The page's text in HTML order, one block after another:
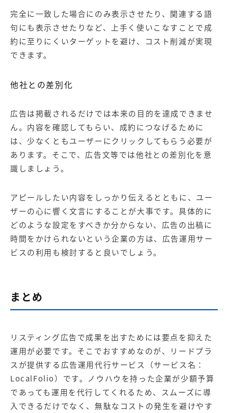
完全に一致した場合にのみ表示させたり、関連する語
句にも表示させたりなど、上手く使いこなすことで成
約に至りにくいターゲットを避け、コスト削減が実現
できます。
他社との差別化
広告は掲載されるだけでは本来の目的を達成できませ
ん。内容を確認してもらい、成約につなげるために
は、少なくともユーザーにクリックしてもらう必要が
あります。そこで、広告文等では他社との差別化を意
識しましょう。
アピールしたい内容をしっかり伝えるとともに、ユー
ザーの心に響く文言にすることが大事です。具体的に
どのような設定をすべきか分からない、広告の出稿に
時間をかけられないという企業の方は、広告運用サー
ビスの利用も検討すると良いでしょう。
まとめ
リスティング広告で成果を出すためには要点を抑えた
運用が必要です。そこでおすすめなのが、リードプラ
スが提供する広告運用代行サービス（サービス名：
LocalFolio）です。ノウハウを持った企業が少額予算
であっても運用を代行してくれるため、スムーズに導
入できるだけでなく、無駄なコストの発生を避けやす